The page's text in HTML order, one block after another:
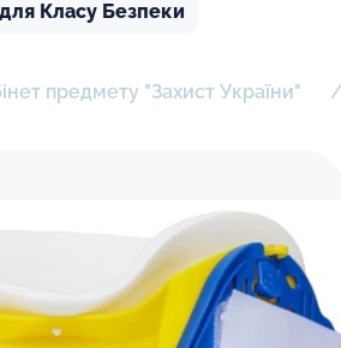
Класу Безпеки
предмету "Захист України"